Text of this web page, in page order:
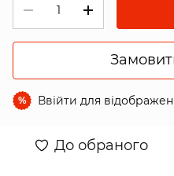
% Ввійти для
До обраного